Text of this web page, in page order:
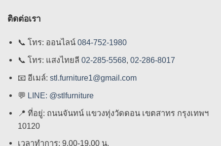
ติดต่อเรา
📞โทร: ออนไลน์084-752-1980
📞โทร: แสงไทยลี 02-285-5568,02-286-8017
📧 อีเมล์:stl.furniture1@gmail.com
💬 LINE: @stlfurniture
📍 ที่อยู่: ถนนจันทน์ แขวงทุ่งวัดดอน เขตสาทร กรุงเทพฯ
10120
เวลาทำการ: 9.00-19.00 น.